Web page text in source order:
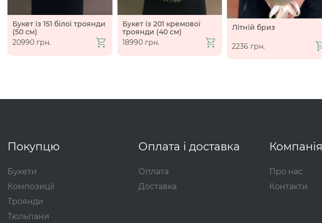
Букет із 151 білої троянди
(50 см)
20990 грн.
Букет із 201 кремової
троянди (40 см)
18990 грн.
Літній бриз
2236 грн.
Покупцю
Букети
Композиції
Троянди
Тюльпани
Оплата і доставка
Оплата
Доставка
Компанія
Про нас
Контакти